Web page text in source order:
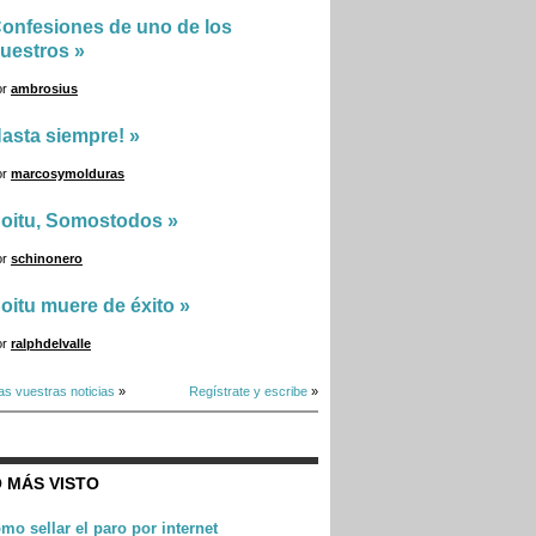
de uno de los
»
ambrosius
siempre! »
marcosymolduras
Somostodos »
schinonero
muere de éxito »
ralphdelvalle
vuestras noticias » Regístrate y escribe »
MÁS VISTO
sellar el paro por internet